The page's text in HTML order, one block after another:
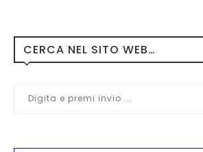
CERCA NEL SITO WEB…